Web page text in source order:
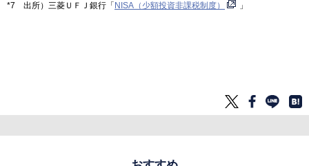
*7 出所）三菱ＵＦＪ銀行「 NISA（少額投資非課税制度） 」